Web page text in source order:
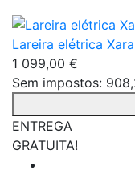
Lareira elétrica
1 099,00 €
Sem impostos:
ENTREGA
GRATUITA!